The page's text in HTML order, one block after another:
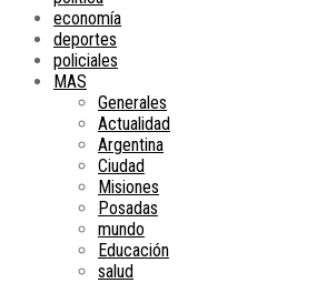
economía
deportes
policiales
MAS
Generales
Actualidad
Argentina
Ciudad
Misiones
Posadas
mundo
Educación
salud